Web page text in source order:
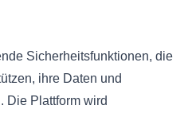
Sicherheitsfunktionen, die
ihre Daten und
Die Plattform wird